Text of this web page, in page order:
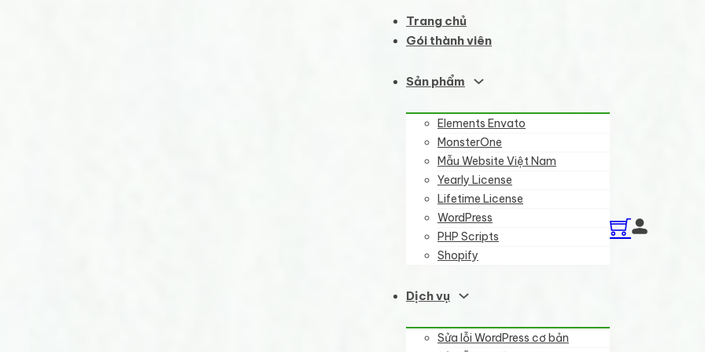
Trang chủ
Gói thành viên
Sản phẩm
Elements Envato
MonsterOne
Mẫu Website Việt Nam
Yearly License
Lifetime License
WordPress
PHP Scripts
Shopify
Dịch vụ
Sửa lỗi WordPress cơ bản